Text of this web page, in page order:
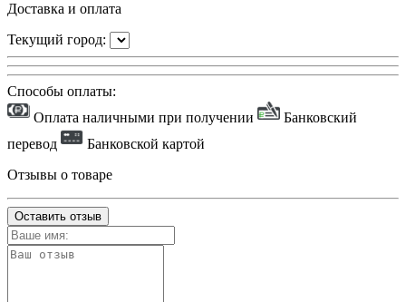
Доставка и оплата
Текущий город:
Способы оплаты:
Оплата наличными при получении
Банковский
перевод
Банковской картой
Отзывы о товаре
Оставить отзыв